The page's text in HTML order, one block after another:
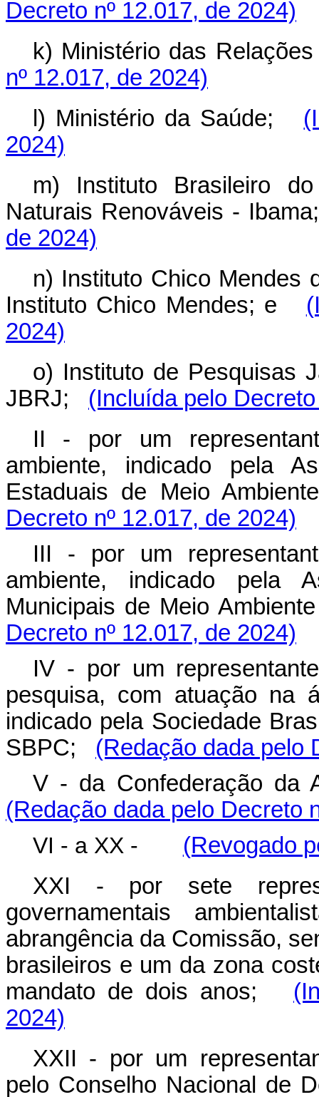
Decreto nº 12.017, de 2024)
k) Ministério das
nº 12.017, de 2024)
l) Ministério da Saúde;
2024)
m) Instituto Brasileiro
Naturais Renováveis - Ibama;
de 2024)
n) Instituto Chico Mendes
Instituto Chico Mendes; e
2024)
o) Instituto de Pesquisas
JBRJ;
(Incluída pelo
II - por um
ambiente, indicado pela
Estaduais de Meio
Decreto nº 12.017, de 2024)
III - por um
ambiente, indicado pela
Municipais de Meio
Decreto nº 12.017, de 2024)
IV - por um
pesquisa, com atuação na
indicado pela Sociedade
SBPC;
(Redação dada pelo
V - da Confederação
(Redação dada pelo Decreto
VI - a XX -
(Revogado
XXI - por sete
governamentais
abrangência da Comissão,
brasileiros e um da zona
mandato de dois anos;
2024)
XXII - por um
pelo Conselho Nacional de